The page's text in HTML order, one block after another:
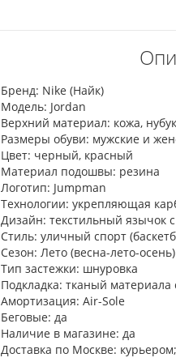
Бренд: Nike (Найк)
Модель: Jordan
Верхний материал: кожа,
Размеры обуви: мужские и
Цвет: черный, красный
Материал подошвы: резина
Логотип: Jumpman
Технологии: укрепляющая
Дизайн: текстильный язычок
Стиль: уличный спорт
Сезон: Лето (весна-лето-осень)
Тип застежки: шнуровка
Подкладка: тканый материала
Амортизация: Air-Sole
Беговые: да
Наличие в магазине: да
Доставка по Москве: